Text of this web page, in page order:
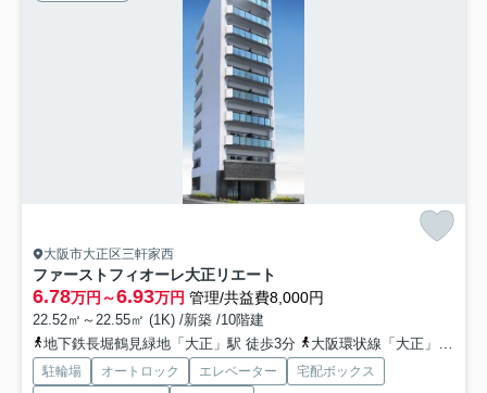
大阪市大正区三軒家西
ファーストフィオーレ大正リエート
6.78万円～6.93万円 管理/共益費8,000円
22.52㎡～22.55㎡ (1K) /新築 /10階建
地下鉄長堀鶴見緑地「大正」駅 徒歩3分
大阪環状線「大正」駅 徒歩5分
駐輪場 オートロック エレベーター
宅配ボックス